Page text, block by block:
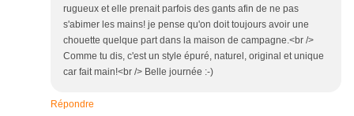
rugueux et elle prenait parfois des gants afin de ne pas
s'abimer les mains! je pense qu'on doit toujours avoir une
chouette quelque part dans la maison de campagne.<br />
Comme tu dis, c'est un style épuré, naturel, original et unique
car fait main!<br /> Belle journée :-)
Répondre